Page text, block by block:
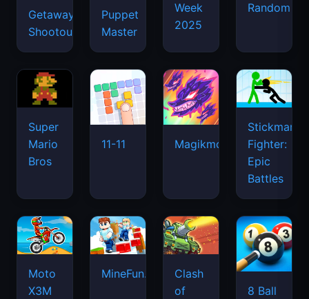
Getaway
Shootout
Puppet
Master
Week
2025
Random
Super
Mario
Bros
11-11 Magikmon
Stickman
Fighter:
Epic
Battles
Moto
X3M
MineFun.io
Clash
of
8 Ball